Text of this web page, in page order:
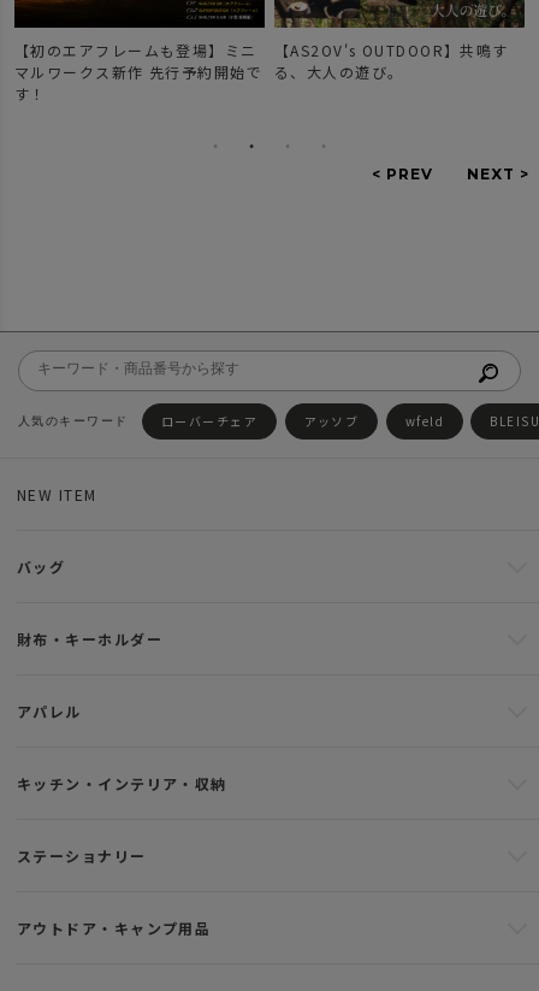
も登場】ミニ
行予約開始で
【AS2OV's OUTDOOR】共鳴す
る、大人の遊び。
【新作登場】人気の
ーズのご紹介。
ローバーチェア アッソブ wfeld
NEW ITEM
バッグ
財布・キーホルダー
アパレル
キッチン・インテリア・収納
ステーショナリー
アウトドア・キャンプ用品